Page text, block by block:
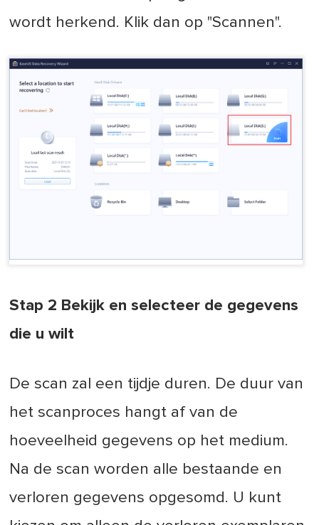
wordt herkend. Klik dan op "Scannen".
Stap 2 Bekijk en selecteer de gegevens
die u wilt
De scan zal een tijdje duren. De duur van
het scanproces hangt af van de
hoeveelheid gegevens op het medium.
Na de scan worden alle bestaande en
verloren gegevens opgesomd. U kunt